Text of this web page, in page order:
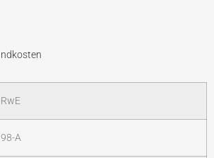
RwE
98-A